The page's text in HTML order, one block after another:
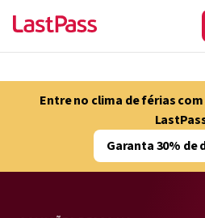
Entre no clima de férias
Garanta 30% de